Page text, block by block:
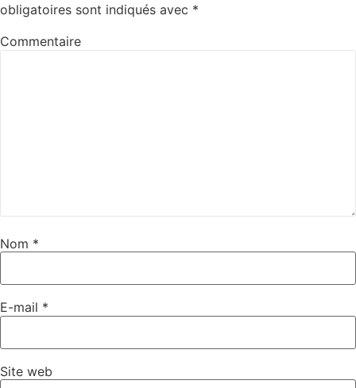
obligatoires sont indiqués avec *
Commentaire
Nom *
E-mail *
Site web